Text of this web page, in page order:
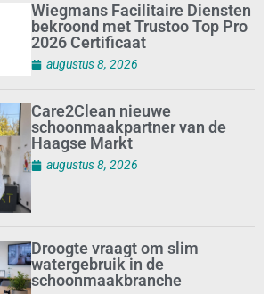
Wiegmans Facilitaire Diensten
bekroond met Trustoo Top Pro
2026 Certificaat
augustus 8, 2026
Care2Clean nieuwe
schoonmaakpartner van de
Haagse Markt
augustus 8, 2026
Droogte vraagt om slim
watergebruik in de
schoonmaakbranche